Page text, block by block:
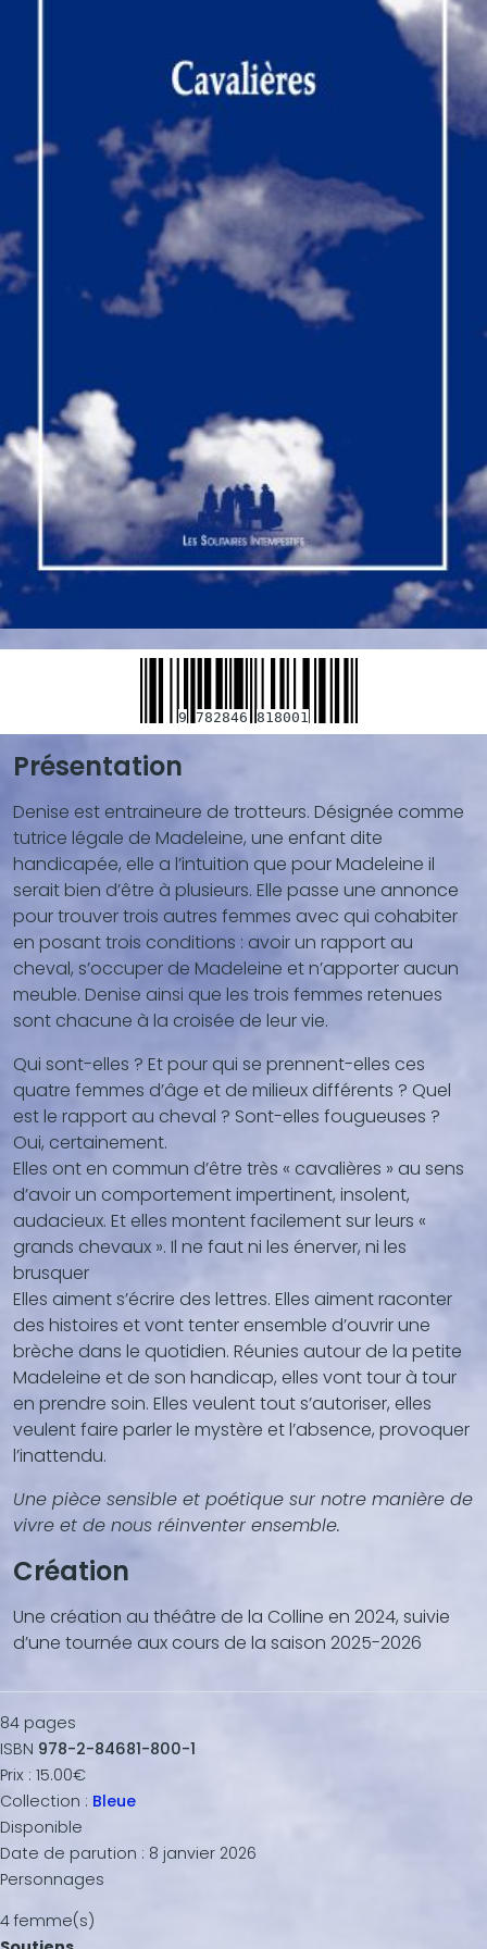
9 782846 818001
Blocs
contenu
(texte,
vidéo,
...)
Présentation
Denise est entraineure de trotteurs. Désignée comme
tutrice légale de Madeleine, une enfant dite
handicapée, elle a l’intuition que pour Madeleine il
serait bien d’être à plusieurs. Elle passe une annonce
pour trouver trois autres femmes avec qui cohabiter
en posant trois conditions : avoir un rapport au
cheval, s’occuper de Madeleine et n’apporter aucun
meuble. Denise ainsi que les trois femmes retenues
sont chacune à la croisée de leur vie.
Qui sont-elles ? Et pour qui se prennent-elles ces
quatre femmes d’âge et de milieux différents ? Quel
est le rapport au cheval ? Sont-elles fougueuses ?
Oui, certainement.
Elles ont en commun d’être très « cavalières » au sens
d’avoir un comportement impertinent, insolent,
audacieux. Et elles montent facilement sur leurs «
grands chevaux ». Il ne faut ni les énerver, ni les
brusquer
Elles aiment s’écrire des lettres. Elles aiment raconter
des histoires et vont tenter ensemble d’ouvrir une
brèche dans le quotidien. Réunies autour de la petite
Madeleine et de son handicap, elles vont tour à tour
en prendre soin. Elles veulent tout s’autoriser, elles
veulent faire parler le mystère et l’absence, provoquer
l’inattendu.
Une pièce sensible et poétique sur notre manière de
vivre et de nous réinventer ensemble.
Création
Une création au théâtre de la Colline en 2024, suivie
d’une tournée aux cours de la saison 2025-2026
84 pages
ISBN 978-2-84681-800-1
Prix : 15.00€
Collection : Bleue
Disponible
Date de parution : 8 janvier 2026
Personnages
4 femme(s)